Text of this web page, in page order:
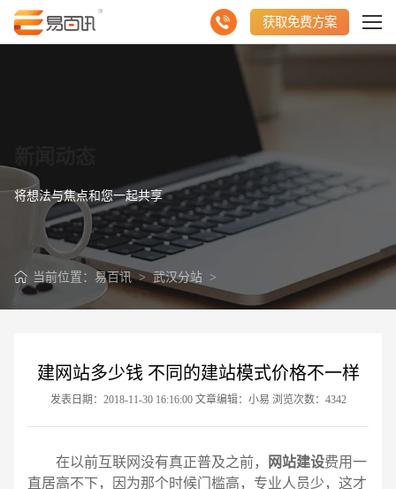
获取免费方案
将想法与焦点和您一起共享
当前位置： 易百讯>武汉分站>
建网站多少钱 不同的建站模式价格不一样
发表日期：2018-11-30 16:16:00 文章编辑：小易 浏览次数：4342
在以前互联网没有真正普及之前， 网站建设费用一
直居高不下，因为那个时候门槛高，专业人员少，这才